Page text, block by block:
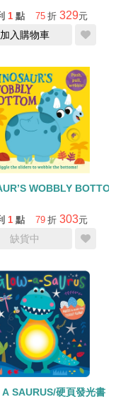
1 點 75 折 329元
加入購物車
WOBBLY
1 點 79 折 303元
缺貨中
SAURUS/硬頁發光書